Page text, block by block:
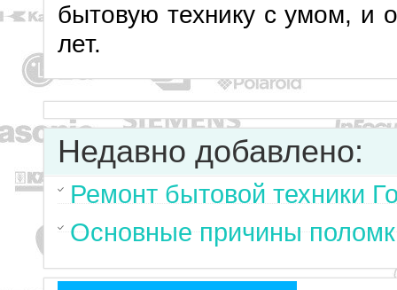
бытовую технику с умом, и
лет.
Недавно добавлено:
Ремонт бытовой техники
Основные причины